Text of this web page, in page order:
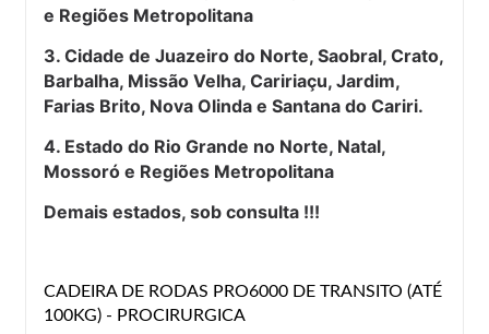
e Regiões Metropolitana
3. Cidade de Juazeiro do Norte, Saobral, Crato,
Barbalha, Missão Velha, Caririaçu, Jardim,
Farias Brito, Nova Olinda e Santana do Cariri.
4. Estado do Rio Grande no Norte, Natal,
Mossoró e Regiões Metropolitana
Demais estados, sob consulta !!!
CADEIRA DE RODAS PRO6000 DE TRANSITO (ATÉ
100KG) - PROCIRURGICA